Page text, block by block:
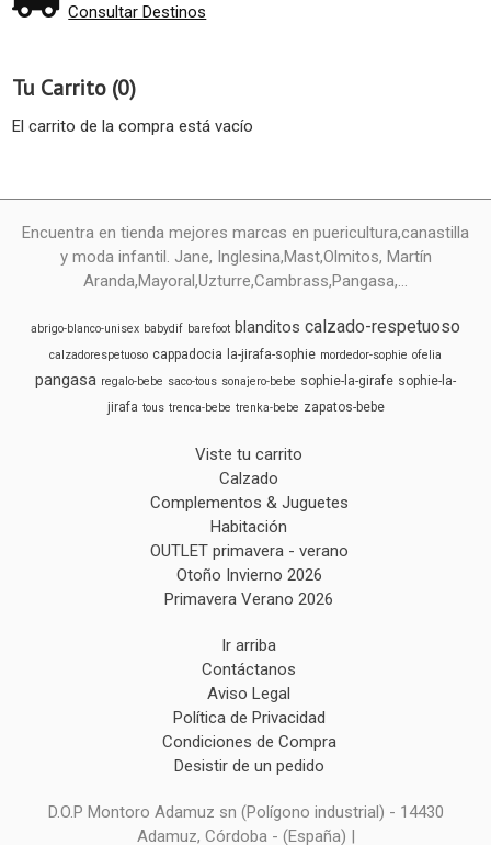
Consultar Destinos
Tu Carrito (0)
El carrito de la compra está vacío
Encuentra en tienda mejores marcas en puericultura,canastilla
y moda infantil. Jane, Inglesina,Mast,Olmitos, Martín
Aranda,Mayoral,Uzturre,Cambrass,Pangasa,...
abrigo-blanco-unisex babydif barefoot blanditos calzado-respetuoso
calzadorespetuoso cappadocia la-jirafa-sophie mordedor-sophie ofelia
pangasa regalo-bebe saco-tous sonajero-bebe sophie-la-girafe sophie-la-
jirafa tous trenca-bebe trenka-bebe zapatos-bebe
Viste tu carrito
Calzado
Complementos & Juguetes
Habitación
OUTLET primavera - verano
Otoño Invierno 2026
Primavera Verano 2026
Ir arriba
Contáctanos
Aviso Legal
Política de Privacidad
Condiciones de Compra
Desistir de un pedido
D.O.P Montoro Adamuz sn (Polígono industrial) - 14430
Adamuz, Córdoba - (España) |